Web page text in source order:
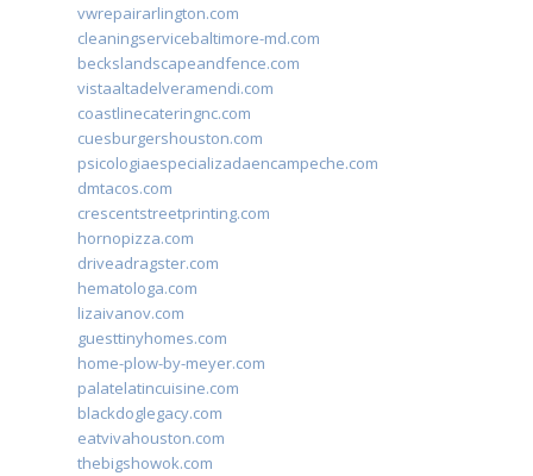
vwrepairarlington.com
cleaningservicebaltimore-md.com
beckslandscapeandfence.com
vistaaltadelveramendi.com
coastlinecateringnc.com
cuesburgershouston.com
psicologiaespecializadaencampeche.com
dmtacos.com
crescentstreetprinting.com
hornopizza.com
driveadragster.com
hematologa.com
lizaivanov.com
guesttinyhomes.com
home-plow-by-meyer.com
palatelatincuisine.com
blackdoglegacy.com
eatvivahouston.com
thebigshowok.com